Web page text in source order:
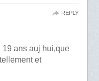
ans auj hui,que
et
REPLY